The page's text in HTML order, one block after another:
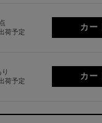
荷予定
荷予定